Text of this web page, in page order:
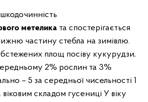
метелика та спостерігається
частину стебла на зимівлю.
площ посіву кукурудзи,
2% рослин та 3%
– 5 за середньої чисельності 1
складом гусениці У віку